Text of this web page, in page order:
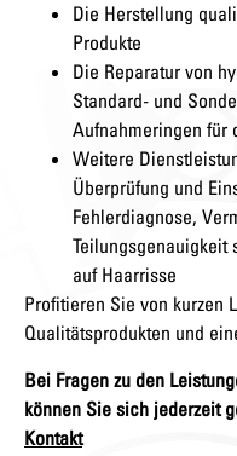
Die Herstellung
Produkte
Die Reparatur von
Standard- und
Aufnahmeringen für
Weitere
Überprüfung und
Fehlerdiagnose,
Teilungsgenauigkeit
auf Haarrisse
Profitieren Sie von kurzen
Qualitätsprodukten und
Bei Fragen zu den
können Sie sich jederzeit
Kontakt